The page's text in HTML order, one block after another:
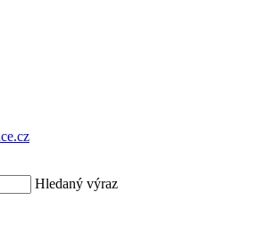
Hledaný výraz